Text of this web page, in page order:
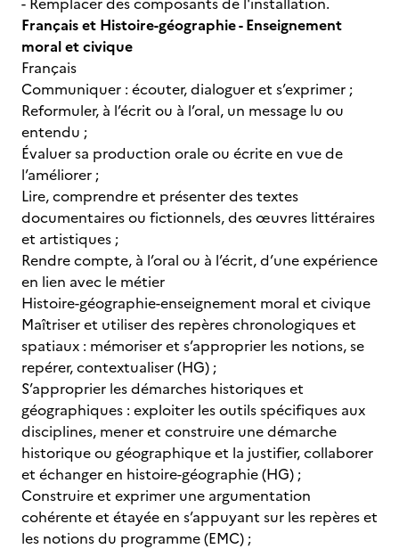
Français et Histoire-géographie - Enseignement
moral et civique
Français
Communiquer : écouter, dialoguer et s’exprimer ;
Reformuler, à l’écrit ou à l’oral, un message lu ou
entendu ;
Évaluer sa production orale ou écrite en vue de
l’améliorer ;
Lire, comprendre et présenter des textes
documentaires ou fictionnels, des œuvres littéraires
et artistiques ;
Rendre compte, à l’oral ou à l’écrit, d’une expérience
en lien avec le métier
Histoire-géographie-enseignement moral et civique
Maîtriser et utiliser des repères chronologiques et
spatiaux : mémoriser et s’approprier les notions, se
repérer, contextualiser (HG) ;
S’approprier les démarches historiques et
géographiques : exploiter les outils spécifiques aux
disciplines, mener et construire une démarche
historique ou géographique et la justifier, collaborer
et échanger en histoire-géographie (HG) ;
Construire et exprimer une argumentation
cohérente et étayée en s’appuyant sur les repères et
les notions du programme (EMC) ;